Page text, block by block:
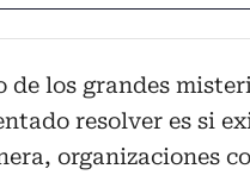
de los grandes
resolver es si
organizaciones